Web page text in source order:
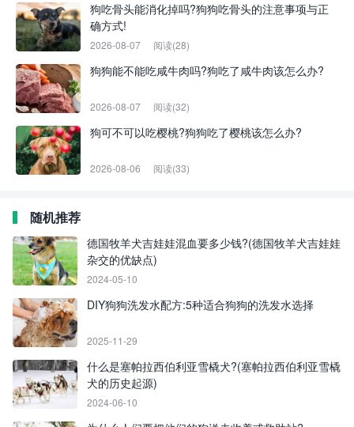
狗吃骨头能消化掉吗?狗狗吃骨头的注意事项与正
确方式!
2026-08-07 阅读(28)
狗狗能不能吃咸牛肉吗?狗吃了咸牛肉该怎么办?
2026-08-07 阅读(32)
狗可不可以吃樱桃?狗狗吃了樱桃该怎么办?
2026-08-06 阅读(33)
随机推荐
德国牧羊犬吉娃娃混血要多少钱?(德国牧羊犬吉娃娃
杂交的优缺点)
2024-05-10
DIY狗狗洗发水配方:5种适合狗狗的洗发水选择
2025-11-29
什么是塞帕拉西伯利亚雪橇犬?(塞帕拉西伯利亚雪橇
犬的历史起源)
2024-06-10